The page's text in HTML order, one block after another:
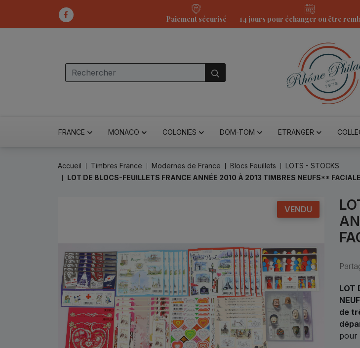
Paiement sécurisé 14 jours pour échanger ou être
FRANCE MONACO COLONIES DOM-TOM ETRANGER
Accueil Timbres France Modernes de France Blocs Feuillets
LOTS - STOCKS
LOT DE BLOCS-FEUILLETS FRANCE ANNÉE 2010 À 2013 TIMBRES NEUFS**
VENDU
LOT
de
pour